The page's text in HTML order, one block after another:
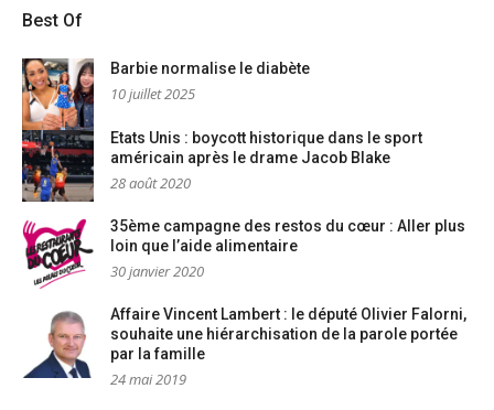
Best Of
Barbie normalise le diabète
10 juillet 2025
Etats Unis : boycott historique dans le sport
américain après le drame Jacob Blake
28 août 2020
35ème campagne des restos du cœur : Aller plus
loin que l’aide alimentaire
30 janvier 2020
Affaire Vincent Lambert : le député Olivier Falorni,
souhaite une hiérarchisation de la parole portée
par la famille
24 mai 2019